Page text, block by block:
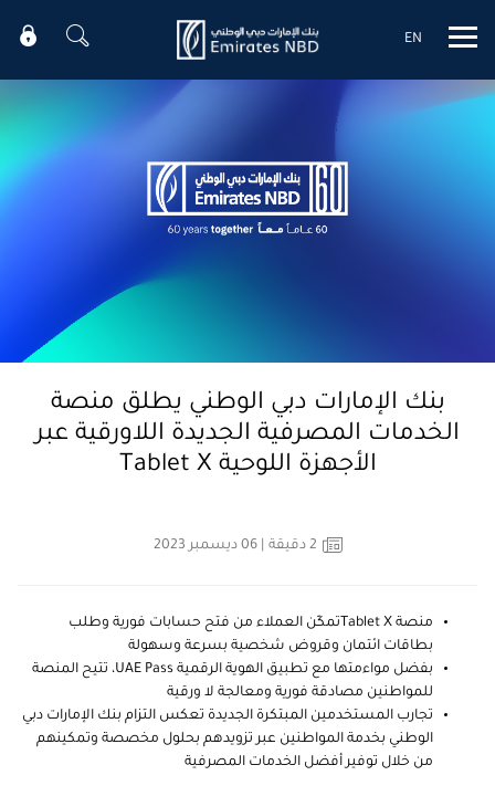
Mobile menu
EN
بنك الإمارات دبي الوطني يطلق منصة
الخدمات المصرفية الجديدة اللاورقية عبر
الأجهزة اللوحية Tablet X
2 دقيقة | 06 ديسمبر 2023
منصة Tablet X تمكّن العملاء من فتح حسابات فورية وطلب
بطاقات ائتمان وقروض شخصية بسرعة وسهولة
بفضل مواءمتها مع تطبيق الهوية الرقمية UAE Pass، تتيح المنصة
للمواطنين مصادقة فورية ومعالجة لا ورقية
تجارب المستخدمين المبتكرة الجديدة تعكس التزام بنك الإمارات دبي
الوطني بخدمة المواطنين عبر تزويدهم بحلول مخصصة وتمكينهم
من خلال توفير أفضل الخدمات المصرفية